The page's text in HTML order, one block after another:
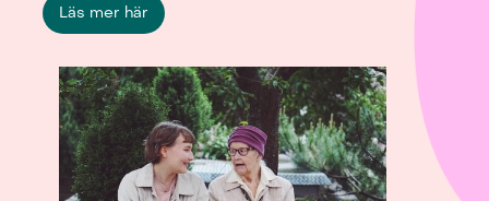
Läs mer här